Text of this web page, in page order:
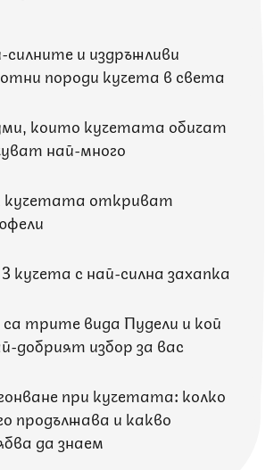
силните и издръжливи
породи кучета в света
които кучетата обичат
най-много
кучетата откриват
кучета с най-силна захапка
трите вида Пудели и кой
добрият избор за вас
при кучетата: колко
продължава и какво
да знаем